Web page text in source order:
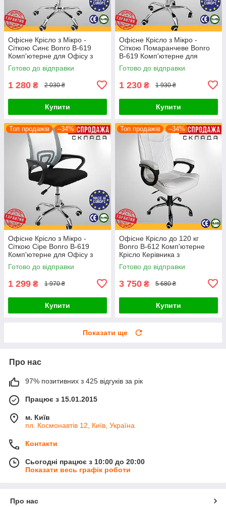
Офісне Крісло з Мікро -
Сіткою Синє Bonro B-619
Комп'ютерне для Офісу з
Сітчастою Спинкою для
Персоналу для Клієнтів
Готово до відправки
1 280 ₴ 2 030 ₴
Купити
Офісне Крісло з Мікро -
Сіткою Помаранчеве Bonro
B-619 Комп'ютерне для
Офісу з Сітчастою Спинкою
для Персоналу для Клієнтів
Готово до відправки
1 230 ₴ 1 930 ₴
Купити
Топ продажів –34%
Офісне Крісло з Мікро -
Сіткою Сіре Bonro B-619
Комп'ютерне для Офісу з
Сітчастою Спинкою для
Персоналу для Клієнтів
Готово до відправки
1 299 ₴ 1 970 ₴
Купити
Топ продажів –34%
Офісне Крісло до 120 кг
Bonro B-612 Комп'ютерне
Крісло Керівника з
Механізмом TILT Поворотне
на Коліщатках Біле
Готово до відправки
3 750 ₴ 5 680 ₴
Купити
Показати ще
Про нас
97% позитивних з 425 відгуків за рік
Працює з 15.01.2015
м. Київ
пл. Космонавтів 12, Київ, Україна
Контакти
Сьогодні працює з 10:00 до 20:00
Показати весь графік роботи
Про нас